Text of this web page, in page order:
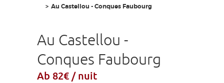
Au Castellou - Conques Faubourg
Au Castellou -
Conques Faubourg
Ab 82€ / nuit